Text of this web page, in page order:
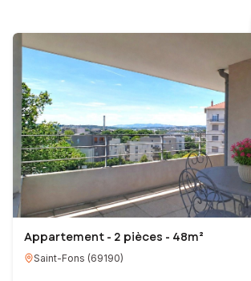
Appartement - 2 pièces - 48m²
Saint-Fons (69190)